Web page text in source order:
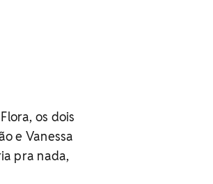
os dois
e Vanessa
pra nada,